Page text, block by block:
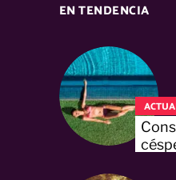
EN TENDENCIA